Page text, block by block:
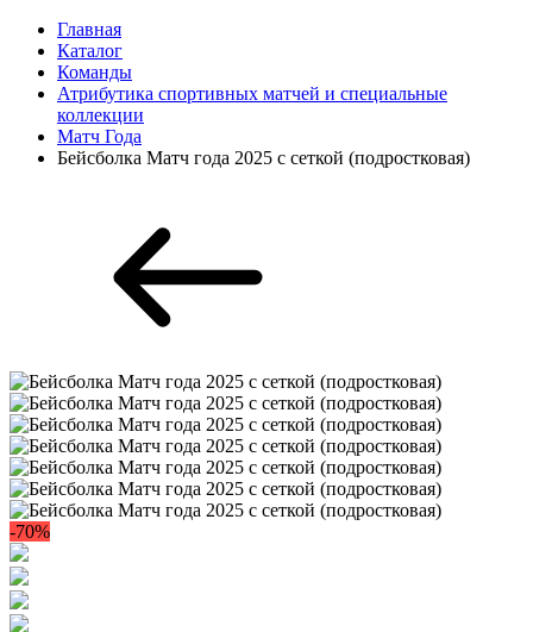
Главная
Каталог
Команды
Атрибутика спортивных матчей и специальные
коллекции
Матч Года
Бейсболка Матч года 2025 с сеткой (подростковая)
-70%